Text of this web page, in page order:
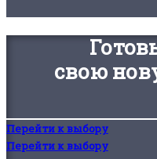
свою
Перейти к выбору
Перейти к выбору